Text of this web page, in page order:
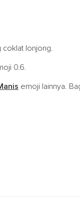
coklat lonjong.
0.6.
emoji lainnya.